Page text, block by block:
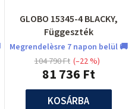
GLOBO 15345-4 BLACKY,
Függeszték
Megrendelèsre 7 napon belül 🚚
81 736 Ft
104 790 Ft (–22 %)
KOSÁRBA